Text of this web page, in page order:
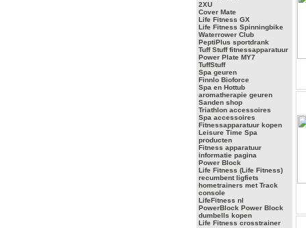
2XU
Cover Mate
Life Fitness GX
Life Fitness Spinningbike
Waterrower Club
PeptiPlus sportdrank
Tuff Stuff fitnessapparatuur
Power Plate MY7
TuffStuff
Spa geuren
Finnlo Bioforce
Spa en Hottub
aromatherapie geuren
Sanden shop
Triathlon accessoires
Spa accessoires
Fitnessapparatuur kopen
Leisure Time Spa
producten
Fitness apparatuur
informatie pagina
Power Block
Life Fitness (Life Fitness)
recumbent ligfiets
hometrainers met Track
console
LifeFitness nl
PowerBlock Power Block
dumbells kopen
Life Fitness crosstrainer